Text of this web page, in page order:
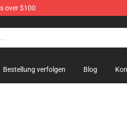
over $100
Bestellung verfolgen Blog